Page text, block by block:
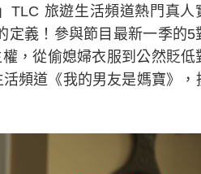
TLC 旅遊生活頻道熱門真人
定義！參與節目最新一季的5
，從偷媳婦衣服到公然貶低
頻道《我的男友是媽寶》，